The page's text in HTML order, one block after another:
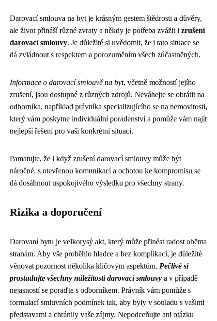
Darovací smlouva na byt je krásným gestem štědrosti a důvěry,
ale život přináší různé zvraty a někdy je potřeba zvážit i zrušení
darovací smlouvy. Je důležité si uvědomit, že i tato situace se
dá zvládnout s respektem a porozuměním všech zúčastněných.
Informace o darovací smlouvě na byt, včetně možností jejího
zrušení, jsou dostupné z různých zdrojů. Neváhejte se obrátit na
odborníka, například právníka specializujícího se na nemovitosti,
který vám poskytne individuální poradenství a pomůže vám najít
nejlepší řešení pro vaši konkrétní situaci.
Pamatujte, že i když zrušení darovací smlouvy může být
náročné, s otevřenou komunikací a ochotou ke kompromisu se
dá dosáhnout uspokojivého výsledku pro všechny strany.
Rizika a doporučení
Darovaní bytu je velkorysý akt, který může přinést radost oběma
stranám. Aby vše proběhlo hladce a bez komplikací, je důležité
věnovat pozornost několika klíčovým aspektům. Pečlivě si
prostudujte všechny náležitosti darovací smlouvy a v případě
nejasností se poraďte s odborníkem. Právník vám pomůže s
formulací smluvních podmínek tak, aby byly v souladu s vašimi
představami a chránily vaše zájmy. Nepodceňujte ani otázku